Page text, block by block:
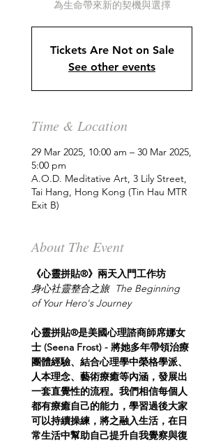
為生命帶來新的契機與選擇
Tickets Are Not on Sale
See other events
Time & Location
29 Mar 2025, 10:00 am – 30 Mar 2025,
5:00 pm
A.O.D. Meditative Art, 3 Lily Street,
Tai Hang, Hong Kong (Tin Hau MTR
Exit B)
About The Event
《心靈拼貼®》兩天入門工作坊
身心社靈整合之旅  The Beginning
of Your Hero's Journey
心靈拼貼®是美國心理諮商師席娜女
士 (Seena Frost) - 將她多年帶領治療
團體經驗、結合心理學中榮格學派、
人本理念、藝術療癒等內涵，發展出
一套直覺性的流程。我們相信每個人
都有療癒自己的能力，學習過後大家
可以持續操練，將之融入生活，在日
常生活中幫助自己提升自我覺察與復